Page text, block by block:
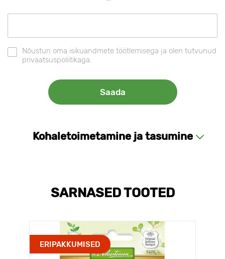
Nõustun oma isikuandmete töötlemisega ja olen tutvunud
privaatsuspoliitikaga.
Kohaletoimetamine ja tasumine
SARNASED TOOTED
ERIPAKKUMISED